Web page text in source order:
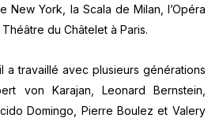
New York, la Scala de Milan, l’Opéra
du Châtelet à Paris.
a travaillé avec plusieurs générations
von Karajan, Leonard Bernstein,
Domingo, Pierre Boulez et Valery